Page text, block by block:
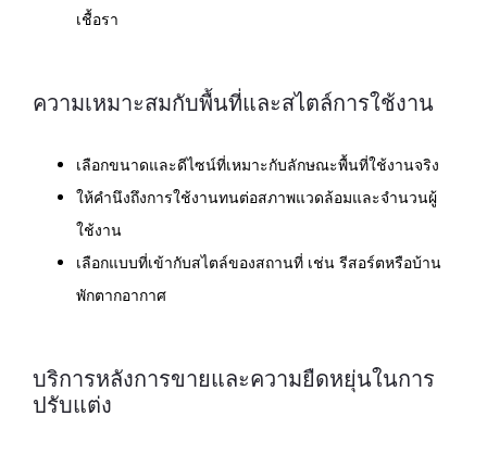
เชื้อรา
ความเหมาะสมกับพื้นที่และสไตล์การใช้งาน
เลือกขนาดและดีไซน์ที่เหมาะกับลักษณะพื้นที่ใช้งานจริง
ให้คำนึงถึงการใช้งานทนต่อสภาพแวดล้อมและจำนวนผู้
ใช้งาน
เลือกแบบที่เข้ากับสไตล์ของสถานที่ เช่น รีสอร์ตหรือบ้าน
พักตากอากาศ
บริการหลังการขายและความยืดหยุ่นในการ
ปรับแต่ง